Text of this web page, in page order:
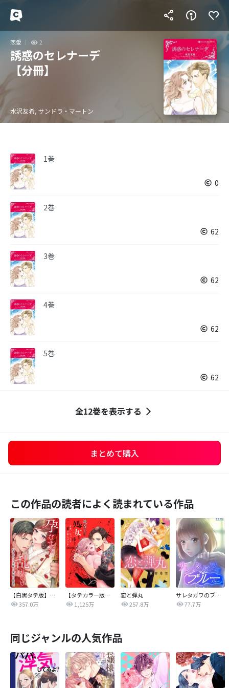
恋愛 2
誘惑のセレナーデ
【分冊】
水沢友希, サンドラ・マートン
1巻
0
2巻
62
3巻
62
4巻
62
5巻
62
全12巻を表示する
まとめて購入
この作品の読者によく読まれている作品
【白黒タテ版】孕むまで乱れいけ～身代わり花嫁と軍服の猛愛
357.0万
【タテカラー版】漣蒼士に処女を捧ぐ～さあ、じっくり愛でましょうか
1,125万
恋と弾丸
257.8万
サレタガワのブルー【タテヨミ】
77.7万
同じジャンルの人気作品